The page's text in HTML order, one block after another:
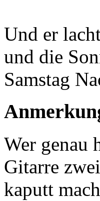
Und er
und die
Samstag
Wer genau
Gitarre
kaputt